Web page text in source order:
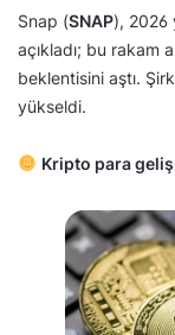
Snap (SNAP), 2026
açıkladı; bu rakam
beklentisini aştı.
yükseldi.
Kripto para